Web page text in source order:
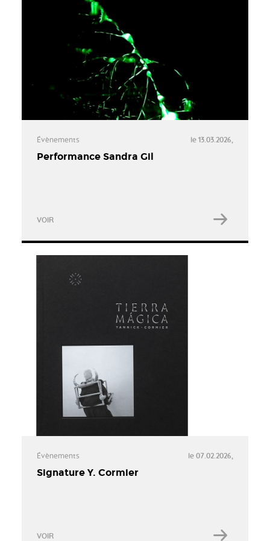
Évènements le 13.03.2026,
Performance Sandra Gil
VOIR
Évènements le 07.02.2026,
Signature Y. Cormier
VOIR